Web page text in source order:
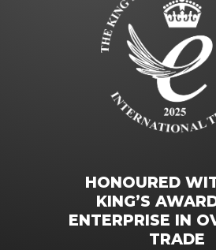
HONOURED
KING’S
ENTERPRISE IN
TRADE